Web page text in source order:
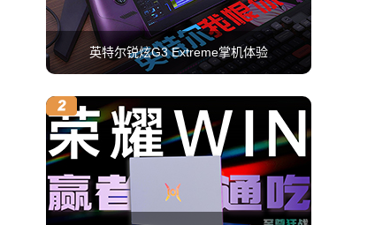
英特尔锐炫G3 Extreme掌机体验